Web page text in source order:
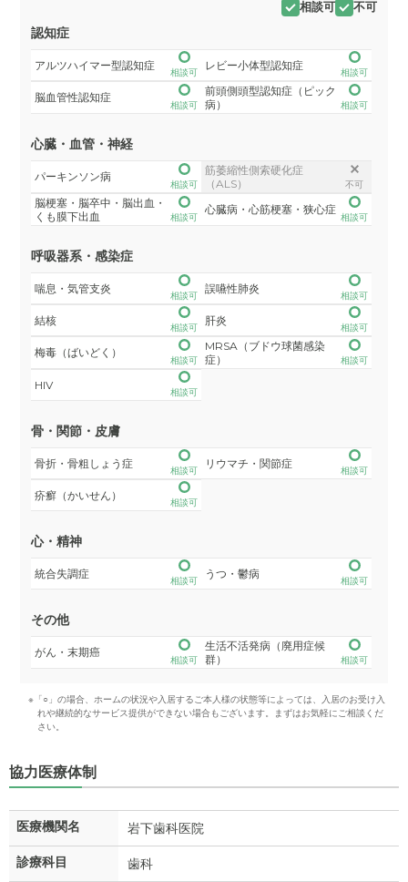
相談可 不可
認知症
アルツハイマー型認知症
相談可
レビー小体型認知症
相談可
脳血管性認知症
相談可
前頭側頭型認知症（ピック
病）
相談可
心臓・血管・神経
パーキンソン病
相談可
筋萎縮性側索硬化症
（ALS）
不可
脳梗塞・脳卒中・脳出血・
くも膜下出血
相談可
心臓病・心筋梗塞・狭心症
相談可
呼吸器系・感染症
喘息・気管支炎
相談可
誤嚥性肺炎
相談可
結核
相談可
肝炎
相談可
梅毒（ばいどく）
相談可
MRSA（ブドウ球菌感染
症）
相談可
HIV
相談可
骨・関節・皮膚
骨折・骨粗しょう症
相談可
リウマチ・関節症
相談可
疥癬（かいせん）
相談可
心・精神
統合失調症
相談可
うつ・鬱病
相談可
その他
がん・末期癌
相談可
生活不活発病（廃用症候
群）
相談可
※「○」の場合、ホームの状況や入居するご本人様の状態等によっては、入居のお受け入
れや継続的なサービス提供ができない場合もございます。まずはお気軽にご相談くだ
さい。
協力医療体制
医療機関名 岩下歯科医院
診療科目 歯科